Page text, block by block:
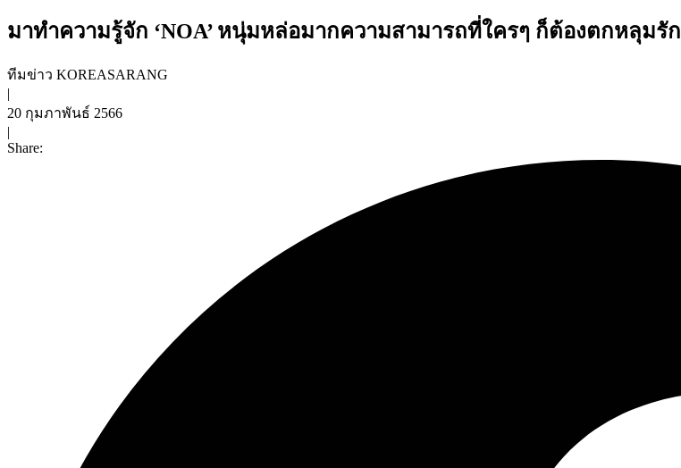
มาทำความรู้จัก ‘NOA’ หนุ่มหล่อมากความสามารถที่ใครๆ ก็ต้องตกหลุมรัก
ทีมข่าว KOREASARANG
|
20 กุมภาพันธ์ 2566
|
Share: